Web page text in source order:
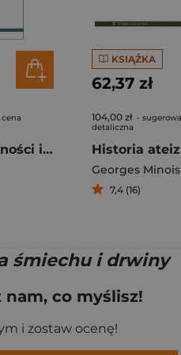
Historia samotności i samotników
KSIĄŻKA
62,37 zł
104,00 zł -
detaliczna
Georges Minois
7,4 (16)
śmiechu i drwiny
nam, co myślisz!
i zostaw ocenę!